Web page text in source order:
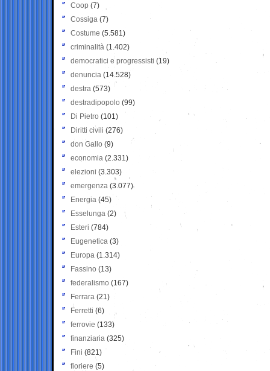
Coop (7)
Cossiga (7)
Costume (5.581)
criminalità (1.402)
democratici e progressisti (19)
denuncia (14.528)
destra (573)
destradipopolo (99)
Di Pietro (101)
Diritti civili (276)
don Gallo (9)
economia (2.331)
elezioni (3.303)
emergenza (3.077)
Energia (45)
Esselunga (2)
Esteri (784)
Eugenetica (3)
Europa (1.314)
Fassino (13)
federalismo (167)
Ferrara (21)
Ferretti (6)
ferrovie (133)
finanziaria (325)
Fini (821)
fioriere (5)